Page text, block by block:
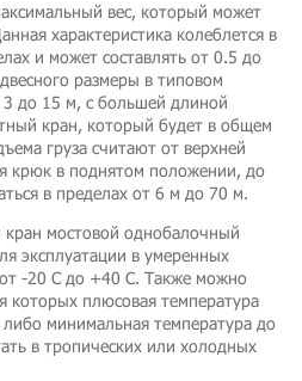
вес, который может
характеристика колеблется в
и может составлять от 0.5 до
размеры в типовом
3 до 15 м, с большей длиной
кран, который будет в общем
груза считают от верхней
крюк в поднятом положении, до
в пределах от 6 м до 70 м.
кран мостовой однобалочный
эксплуатации в умеренных
-20 С до +40 С. Также можно
которых плюсовая температура
минимальная температура до
в тропических или холодных